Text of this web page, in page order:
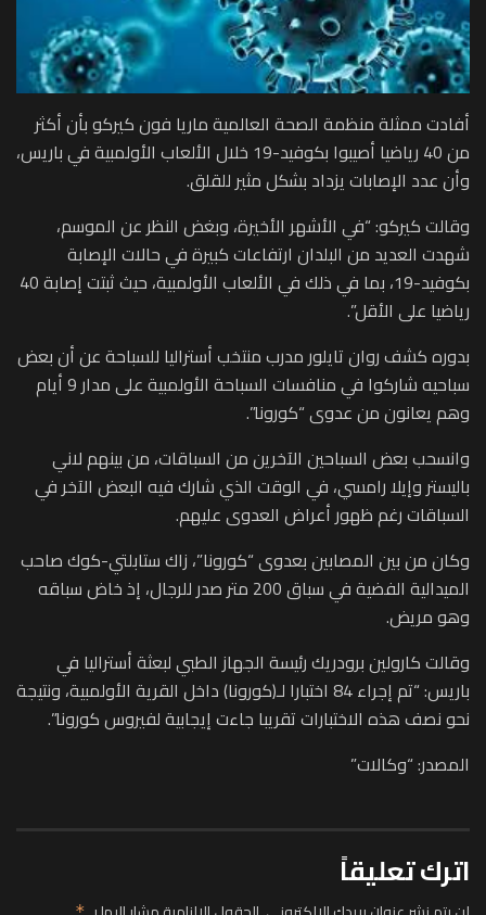
أفادت ممثلة منظمة الصحة العالمية ماريا فون كيركو بأن أكثر
من 40 رياضيا أصيبوا بكوفيد-19 خلال الألعاب الأولمبية في باريس،
وأن عدد الإصابات يزداد بشكل مثير للقلق.
وقالت كيركو: “في الأشهر الأخيرة، وبغض النظر عن الموسم،
شهدت العديد من البلدان ارتفاعات كبيرة في حالات الإصابة
بكوفيد-19، بما في ذلك في الألعاب الأولمبية، حيث ثبتت إصابة 40
رياضيا على الأقل”.
بدوره كشف روان تايلور مدرب منتخب أستراليا للسباحة عن أن بعض
سباحيه شاركوا في منافسات السباحة الأولمبية على مدار 9 أيام
وهم يعانون من عدوى “كورونا”.
وانسحب بعض السباحين الآخرين من السباقات، من بينهم لاني
باليستر وإيلا رامسي، في الوقت الذي شارك فيه البعض الآخر في
السباقات رغم ظهور أعراض العدوى عليهم.
وكان من بين المصابين بعدوى “كورونا”، زاك ستابلتي-كوك صاحب
الميدالية الفضية في سباق 200 متر صدر للرجال، إذ خاض سباقه
وهو مريض.
وقالت كارولين برودريك رئيسة الجهاز الطبي لبعثة أستراليا في
باريس: “تم إجراء 84 اختبارا لـ(كورونا) داخل القرية الأولمبية، ونتيجة
نحو نصف هذه الاختبارات تقريبا جاءت إيجابية لفيروس كورونا”.
المصدر: “وكالات”
اترك تعليقاً